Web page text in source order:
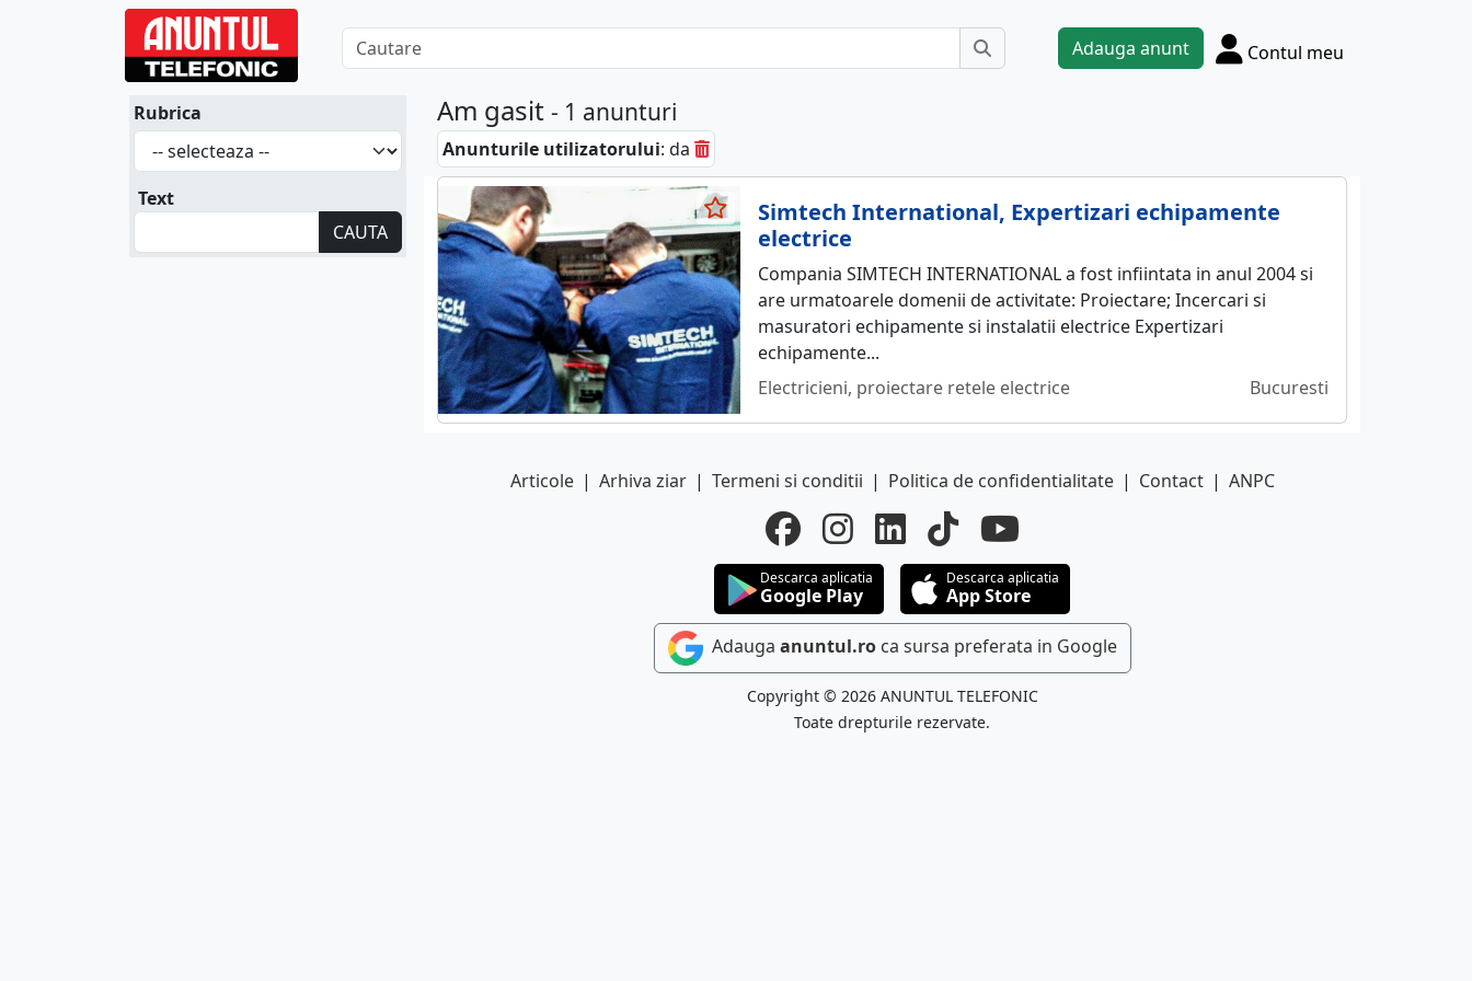
Adauga anunt Contul meu
Rubrica
Text
CAUTA
Am gasit - 1 anunturi
Anunturile utilizatorului: da
Simtech International, Expertizari echipamente
electrice
Compania SIMTECH INTERNATIONAL a fost infiintata in anul 2004 si
are urmatoarele domenii de activitate: Proiectare; Incercari si
masuratori echipamente si instalatii electrice Expertizari
echipamente...
Electricieni, proiectare retele electrice
Bucuresti
Articole | Arhiva ziar | Termeni si conditii | Politica de confidentialitate | Contact | ANPC
Descarca aplicatia
Google Play
Descarca aplicatia
App Store
Adauga anuntul.roca sursa preferata in Google
Copyright © 2026 ANUNTUL TELEFONIC
Toate drepturile rezervate.